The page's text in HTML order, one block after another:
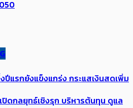
ปีแรกยังแข็งแกร่ง กระแสเงินสดเพิ่ม
ปิดกลยุทธ์เชิงรุก บริหารต้นทุน ดูแล